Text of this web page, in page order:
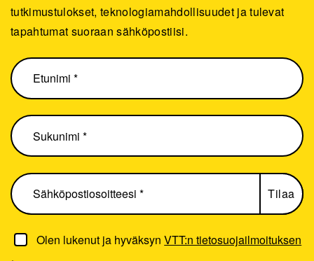
Olen lukenut ja hyväksynVTT:n tietosuojailmoituksen
tutkimustulokset, teknologiamahdollisuudet ja tulevat
tapahtumat suoraan sähköpostiisi.